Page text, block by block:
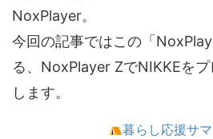
NoxPlayer。
今回の記事ではこの「
る、NoxPlayer ZでNIKKEを
します。
暮らし応援サ